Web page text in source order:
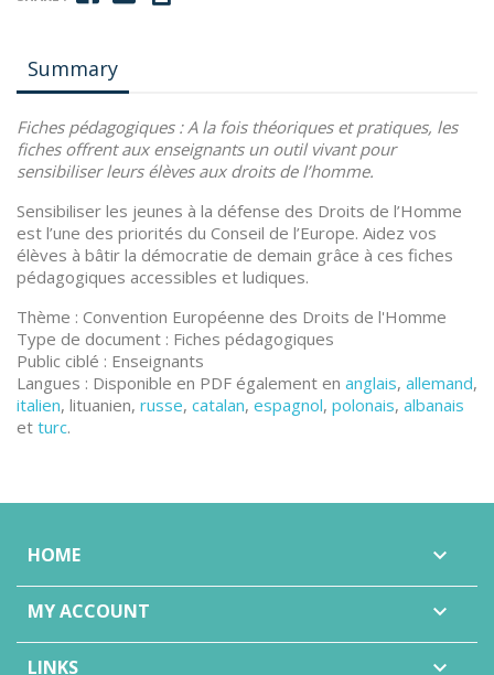
Summary
Fiches pédagogiques :A la fois théoriques et pratiques, les
fiches offrent aux enseignants un outil vivant pour
sensibiliser leurs élèves aux droits de l’homme.
Sensibiliser les jeunes à la défense des Droits de l’Homme
est l’une des priorités du Conseil de l’Europe. Aidez vos
élèves à bâtir la démocratie de demain grâce à ces fiches
pédagogiques accessibles et ludiques.
Thème : Convention Européenne des Droits de l'Homme
Type de document : Fiches pédagogiques
Public ciblé : Enseignants
Langues : Disponible en PDF également en anglais, allemand,
italien, lituanien, russe, catalan, espagnol, polonais, albanais
et turc.
HOME 
MY ACCOUNT 
LINKS 